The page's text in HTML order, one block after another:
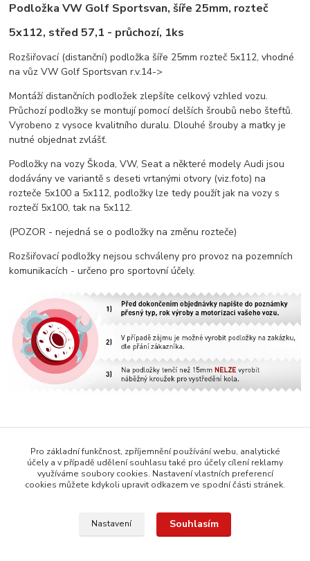
Podložka VW Golf Sportsvan, šíře 25mm, rozteč
5x112, střed 57,1 - průchozí, 1ks
Rozšiřovací (distanční) podložka šíře 25mm rozteč 5x112, vhodné
na vůz VW Golf Sportsvan r.v.14->
Montáží distančních podložek zlepšíte celkový vzhled vozu.
Průchozí podložky se montují pomocí delších šroubů nebo šteftů.
Vyrobeno z vysoce kvalitního duralu. Dlouhé šrouby a matky je
nutné objednat zvlášť.
Podložky na vozy Škoda, VW, Seat a některé modely Audi jsou
dodávány ve variantě s deseti vrtanými otvory (viz.foto) na
rozteče 5x100 a 5x112, podložky lze tedy použít jak na vozy s
roztečí 5x100, tak na 5x112.
(POZOR - nejedná se o podložky na změnu rozteče)
Rozšiřovací podložky nejsou schváleny pro provoz na pozemních
komunikacích - určeno pro sportovní účely.
Rozšiřovací podložky VW
Podložky VW Golf Sportsvan
Pro základní funkčnost, zpříjemnění používání webu, analytické
účely a v případě udělení souhlasu také pro účely cílení reklamy
využíváme soubory cookies. Nastavení vlastních preferencí
cookies můžete kdykoli upravit odkazem ve spodní části stránek.
Nastavení Souhlasím